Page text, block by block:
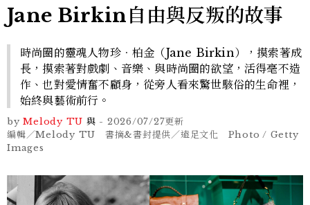
Jane Birkin自由與反叛的故事
時尚圈的靈魂人物珍．柏金（Jane Birkin），摸索著成
長，摸索著對戲劇、音樂、與時尚圈的欲望，活得毫不造
作、也對愛情奮不顧身，從旁人看來驚世駭俗的生命裡，
始終與藝術前行。
by Melody TU 與 - 2026/07/27更新
編輯／Melody TU 書摘&書封提供／遠足文化 Photo / Getty
Images